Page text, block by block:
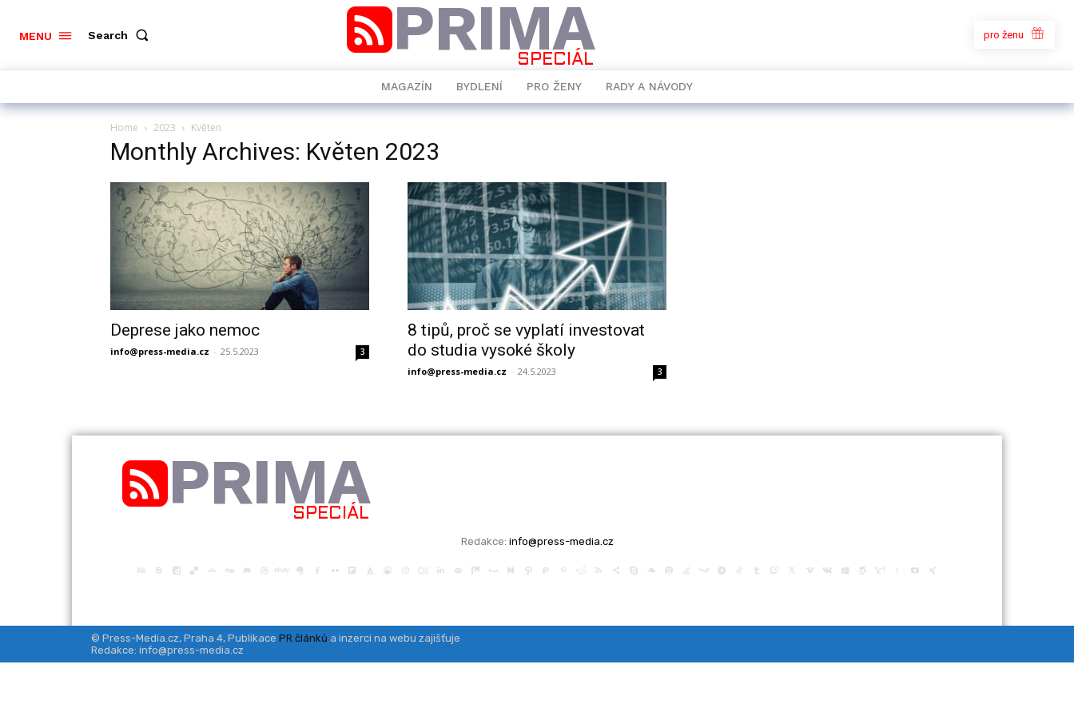
MENU Search PRIMA
SPECIÁL
pro ženu
MAGAZÍN BYDLENÍ PRO ŽENY RADY A NÁVODY
Home 2023 Květen
Monthly Archives: Květen 2023
Deprese jako nemoc
info@press-media.cz - 25.5.2023 3
8 tipů, proč se vyplatí investovat
do studia vysoké školy
info@press-media.cz - 24.5.2023 3
PRIMA
SPECIÁL
Redakce: info@press-media.cz
© Press-Media.cz, Praha 4, Publikace PR článků a inzerci na webu zajišťuje
Redakce: info@press-media.cz